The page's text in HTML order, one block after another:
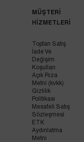
MÜŞTERİ
HİZMETLERİ
Toptan Satış
İade Ve
Değişim
Koşulları
Açık Rıza
Metni (kvkk)
Gizlilik
Politikası
Mesafeli Satış
Sözleşmesi
ETK
Aydınlatma
Metni